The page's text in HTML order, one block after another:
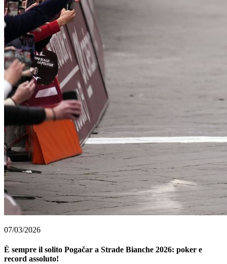
07/03/2026
È sempre il solito Pogačar a Strade Bianche 2026: poker e
record assoluto!